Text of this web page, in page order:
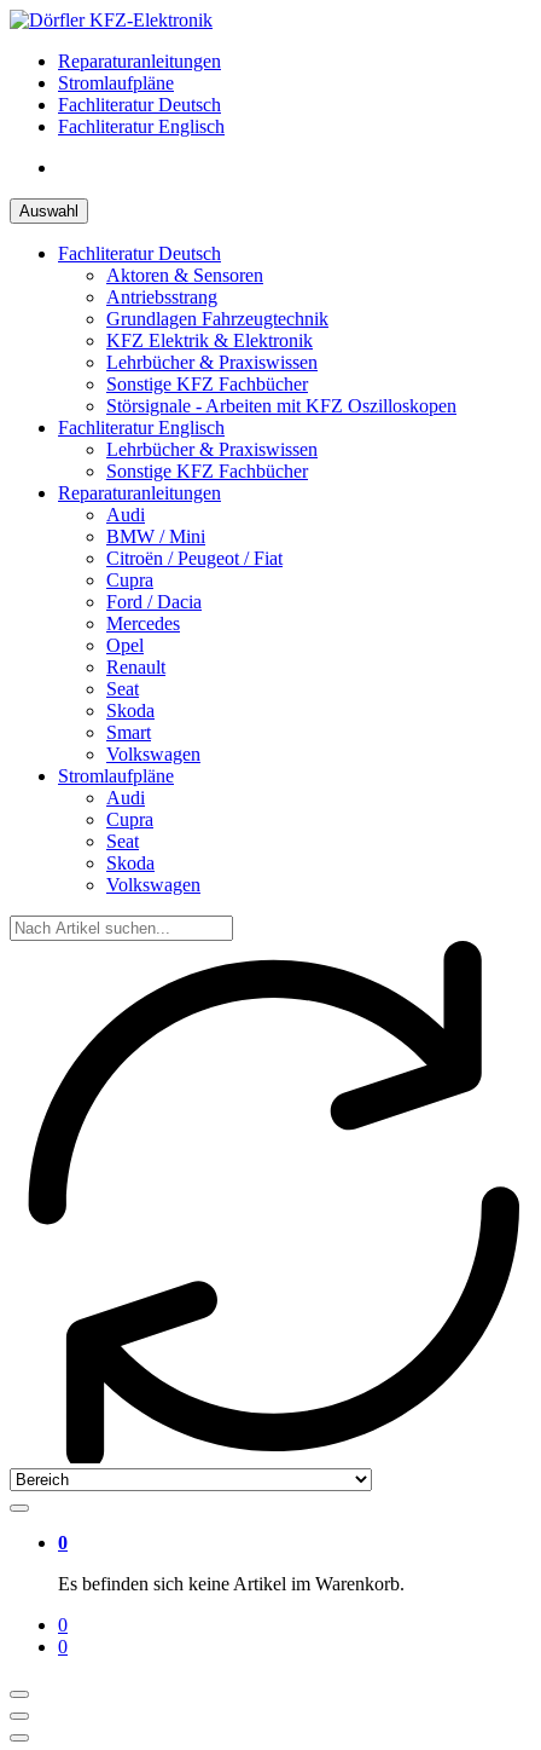
Zum
springenReparaturanleitungen
Stromlaufpläne
Fachliteratur Deutsch
Fachliteratur Englisch
Auswahl
Fachliteratur Deutsch
Aktoren & Sensoren
Antriebsstrang
Grundlagen Fahrzeugtechnik
KFZ Elektrik & Elektronik
Lehrbücher & Praxiswissen
Sonstige KFZ Fachbücher
Störsignale - Arbeiten mit KFZ Oszilloskopen
Fachliteratur Englisch
Lehrbücher & Praxiswissen
Sonstige KFZ Fachbücher
Reparaturanleitungen
Audi
BMW / Mini
Citroën / Peugeot / Fiat
Cupra
Ford / Dacia
Mercedes
Opel
Renault
Seat
Skoda
Smart
Volkswagen
Stromlaufpläne
Audi
Cupra
Seat
Skoda
Volkswagen
0
Es befinden sich keine Artikel im Warenkorb.
0
0